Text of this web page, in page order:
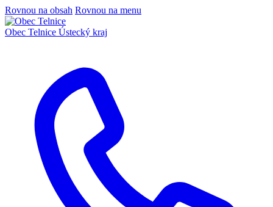
Rovnou na obsah Rovnou na menu
Obec Telnice Ústecký kraj